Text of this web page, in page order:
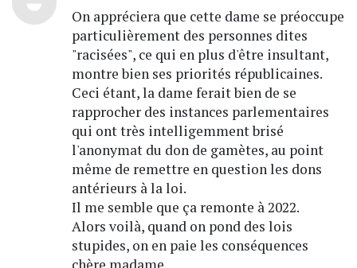
On appréciera que cette dame se préoccupe
particulièrement des personnes dites
"racisées", ce qui en plus d'être insultant,
montre bien ses priorités républicaines.
Ceci étant, la dame ferait bien de se
rapprocher des instances parlementaires
qui ont très intelligemment brisé
l'anonymat du don de gamètes, au point
même de remettre en question les dons
antérieurs à la loi.
Il me semble que ça remonte à 2022.
Alors voilà, quand on pond des lois
stupides, on en paie les conséquences